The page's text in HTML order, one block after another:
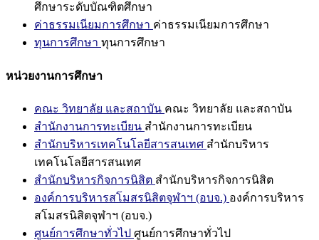
ศึกษาระดับบัณฑิตศึกษา
ค่าธรรมเนียมการศึกษา ค่าธรรมเนียมการศึกษา
ทุนการศึกษา ทุนการศึกษา
หน่วยงานการศึกษา
คณะ วิทยาลัย และสถาบัน คณะ วิทยาลัย และสถาบัน
สำนักงานการทะเบียน สำนักงานการทะเบียน
สำนักบริหารเทคโนโลยีสารสนเทศ สำนักบริหาร
เทคโนโลยีสารสนเทศ
สำนักบริหารกิจการนิสิต สำนักบริหารกิจการนิสิต
องค์การบริหารสโมสรนิสิตจุฬาฯ (อบจ.) องค์การบริหาร
สโมสรนิสิตจุฬาฯ (อบจ.)
ศูนย์การศึกษาทั่วไป ศูนย์การศึกษาทั่วไป